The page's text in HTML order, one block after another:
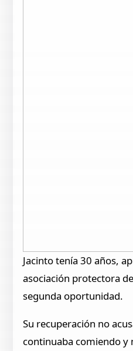
Jacinto tenía 30 años,
asociación protectora
segunda oportunidad.
Su recuperación no
continuaba comiendo y